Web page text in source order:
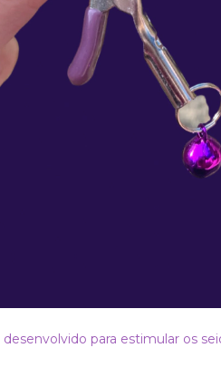
desenvolvido para estimular os